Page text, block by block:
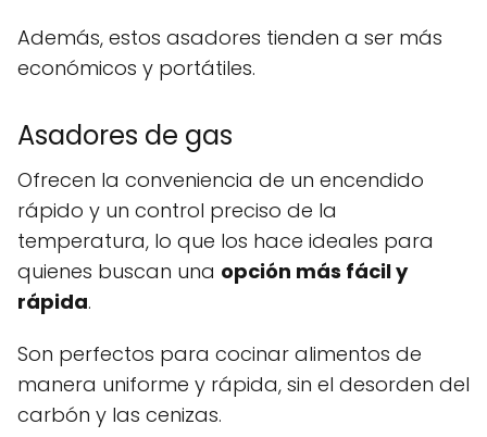
Además, estos asadores tienden a ser más
económicos y portátiles.
Asadores de gas
Ofrecen la conveniencia de un encendido
rápido y un control preciso de la
temperatura, lo que los hace ideales para
quienes buscan una opción más fácil y
rápida.
Son perfectos para cocinar alimentos de
manera uniforme y rápida, sin el desorden del
carbón y las cenizas.